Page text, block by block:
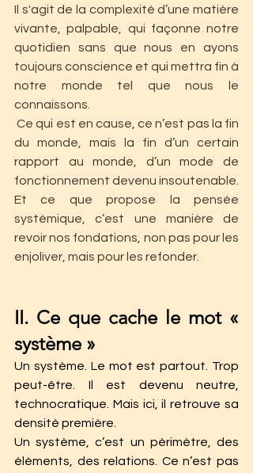
Il s'agit de la complexité d’une matière
vivante, palpable, qui façonne notre
quotidien sans que nous en ayons
toujours conscience et qui mettra fin à
notre monde tel que nous le
connaissons.
Ce qui est en cause, ce n’est pas la fin
du monde, mais la fin d’un certain
rapport au monde, d’un mode de
fonctionnement devenu insoutenable.
Et ce que propose la pensée
systémique, c’est une manière de
revoir nos fondations, non pas pour les
enjoliver, mais pour les refonder.
II. Ce que cache le mot «
système »
Un système. Le mot est partout. Trop
peut-être. Il est devenu neutre,
technocratique. Mais ici, il retrouve sa
densité première.
Un système, c’est un périmètre, des
éléments, des relations. Ce n’est pas